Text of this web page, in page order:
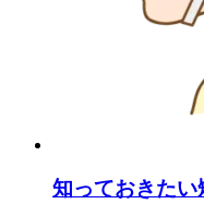
知っておきたい